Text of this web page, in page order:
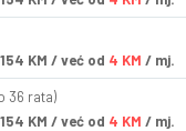
154 KM / već od 4 KM / mj.
36 rata)
154 KM / već od 4 KM / mj.